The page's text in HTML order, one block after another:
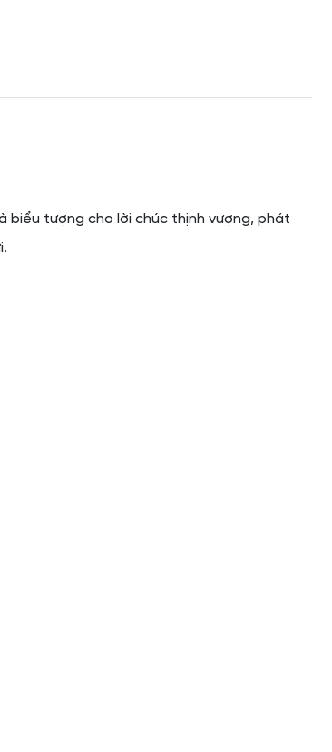
biểu tượng cho lời chúc thịnh vượng, phát